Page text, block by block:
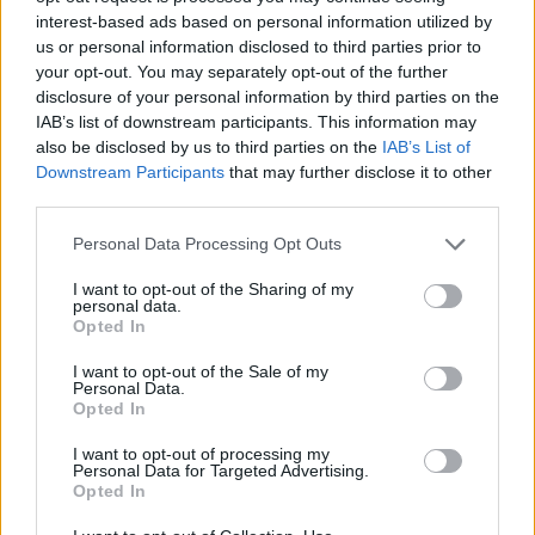
interest-based ads based on personal information utilized by
us or personal information disclosed to third parties prior to
your opt-out. You may separately opt-out of the further
disclosure of your personal information by third parties on the
IAB’s list of downstream participants. This information may
also be disclosed by us to third parties on the IAB’s List of
Downstream Participants that may further disclose it to other
Personal Data Processing Opt Outs
I want to opt-out of the Sharing of my
personal data.
Opted In
I want to opt-out of the Sale of my
Personal Data.
Opted In
I want to opt-out of processing my
Personal Data for Targeted Advertising.
Opted In
Lipensko pro život: Soud znovu zrušil povolení části
developerského projektu v Dolní Vltavici na Lipně.
Nebyl prokázán veřejný zájem
23.7.2026
Krajský soud v Českých
Budějovicích dal za pravdu
spolku Lipensko pro život a
Správy NP Šumava, které umožňovalo zásah do biotopů zvláště
chráněných druhů při přípravě developerského projektu v Dolní
Vltavici (Černá v Pošumaví). Záměr o rozsahu 11 ha s kapacitou asi
800 lůžek v apartmánových domech a dvou hotelech, a s
přístavištěm pro 100 lodí obdržel souhlasné stanovisko EIA v roce
Jiří Svoboda: Kompromis pro Nové Mlýny – může
před stoletou vodou?
23.7.2026
Diskuse: 57
Vodní dílo Nové Mlýny na jižní